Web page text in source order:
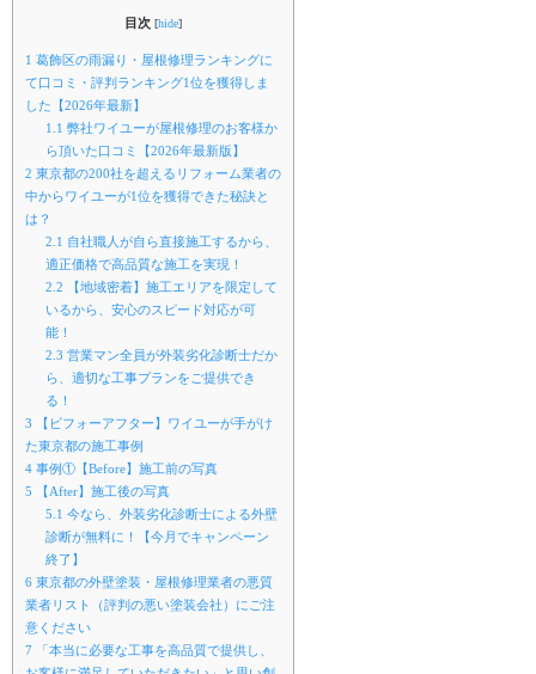
目次 [hide]
1 葛飾区の雨漏り・屋根修理ランキングに
て口コミ・評判ランキング1位を獲得しま
した【2026年最新】
1.1 弊社ワイユーが屋根修理のお客様か
ら頂いた口コミ【2026年最新版】
2 東京都の200社を超えるリフォーム業者の
中からワイユーが1位を獲得できた秘訣と
は？
2.1 自社職人が自ら直接施工するから、
適正価格で高品質な施工を実現！
2.2 【地域密着】施工エリアを限定して
いるから、安心のスピード対応が可
能！
2.3 営業マン全員が外装劣化診断士だか
ら、適切な工事プランをご提供でき
る！
3 【ビフォーアフター】ワイユーが手がけ
た東京都の施工事例
4 事例①【Before】施工前の写真
5 【After】施工後の写真
5.1 今なら、外装劣化診断士による外壁
診断が無料に！【今月でキャンペーン
終了】
6 東京都の外壁塗装・屋根修理業者の悪質
業者リスト（評判の悪い塗装会社）にご注
意ください
7 「本当に必要な工事を高品質で提供し、